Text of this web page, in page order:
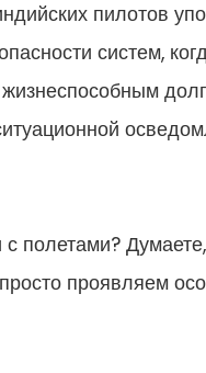
пилотов
систем,
жизнеспособным
полетами?
проявляем